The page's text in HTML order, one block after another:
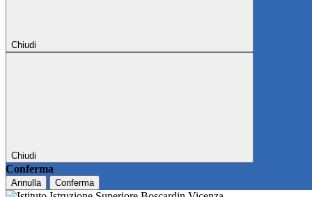
Chiudi
Chiudi
Conferma
Annulla Conferma